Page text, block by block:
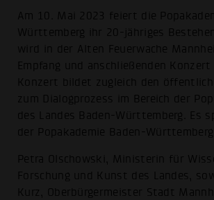
Am 10. Mai 2023 feiert die
Württemberg ihr 20-jähriges
wird in der Alten Feuerwache
Empfang und anschließenden
Konzert bildet zugleich den
zum Dialogprozess im Bereich der
des Landes Baden-Württemberg. Es
der Popakademie Baden-Württemberg.
Petra Olschowski, Ministerin für
Forschung und Kunst des Landes,
Kurz, Oberbürgermeister Stadt